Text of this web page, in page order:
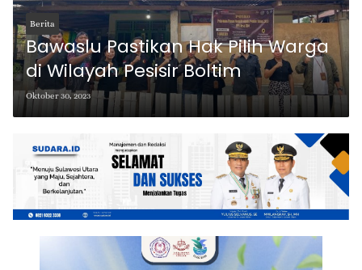
Berita
Bawaslu Pastikan Hak Pilih Warga
di Wilayah Pesisir Boltim
Oktober 30, 2023